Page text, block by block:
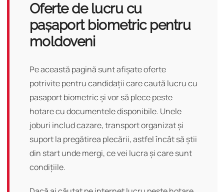
Oferte de lucru cu
pașaport biometric pentru
moldoveni
Pe această pagină sunt afișate oferte
potrivite pentru candidații care caută lucru cu
pasaport biometric și vor să plece peste
hotare cu documentele disponibile. Unele
joburi includ cazare, transport organizat și
suport la pregătirea plecării, astfel încât să știi
din start unde mergi, ce vei lucra și care sunt
condițiile.